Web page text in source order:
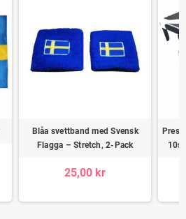
Blåa svettband med Svensk
Flagga – Stretch, 2-Pack
25,00 kr